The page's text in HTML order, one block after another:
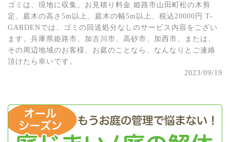
ゴミは、現地に収集。お見積り料金 姫路市山田町松の木剪
定、庭木の高さ5m以上、庭木の幅5m以上、税込20000円 T-
GARDENでは、ゴミの回送処分なしのサービス内容をござい
ます。兵庫県姫路市、加古川市、高砂市、加西市、または、
その周辺地域のお客様、お庭のことなら、なんなりとご連絡
頂けたら幸いです。
2023/09/19